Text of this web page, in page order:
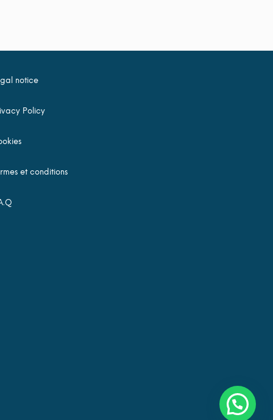
notice
Policy
et conditions